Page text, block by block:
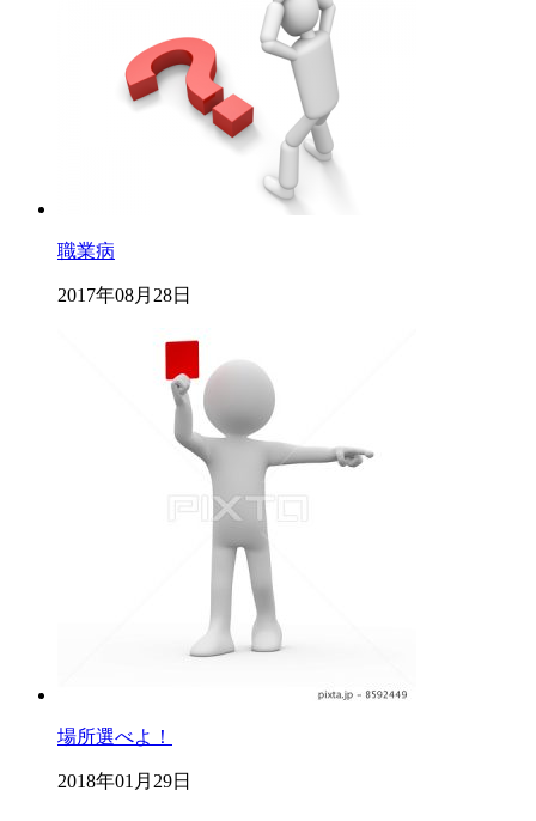
職業病
2017年08月28日
場所選べよ！
2018年01月29日